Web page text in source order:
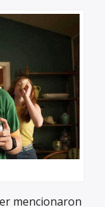
mencionaron